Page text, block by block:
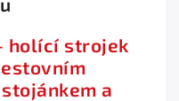
holící strojek
a